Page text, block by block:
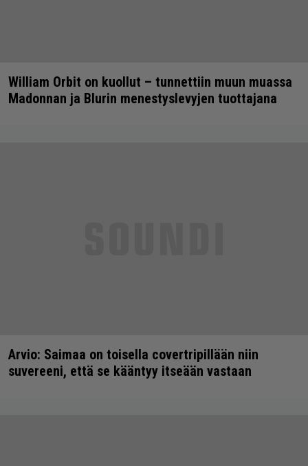
William Orbit on kuollut – tunnettiin muun muassa
Madonnan ja Blurin menestyslevyjen tuottajana
Arvio: Saimaa on toisella covertripillään niin
suvereeni, että se kääntyy itseään vastaan